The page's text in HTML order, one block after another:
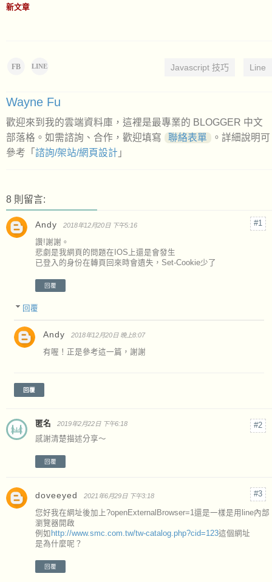
新文章
FB LINE Javascript 技巧 Line
Wayne Fu
歡迎來到我的雲端資料庫，這裡是最專業的 BLOGGER 中文
部落格。如需諮詢、合作，歡迎填寫
聯絡表單
。詳細說明可
參考「 諮詢/架站/網頁設計 」
8 則留言:
Andy 2018年12月20日 下午5:16
讚!謝謝。
悲劇是我網頁的問題在IOS上還是會發生
已登入的身份在轉頁回來時會遺失，Set-Cookie少了
回覆
回覆
Andy 2018年12月20日 晚上8:07
有喔！正是參考這一篇，謝謝
回覆
匿名 2019年2月22日 下午6:18
感謝清楚描述分享～
回覆
doveeyed 2021年6月29日 下午3:18
您好我在網址後加上?openExternalBrowser=1還是一樣是用line內部
瀏覽器開啟
例如 http://www.smc.com.tw/tw-catalog.php?cid=123這個網址
是為什麼呢？
回覆